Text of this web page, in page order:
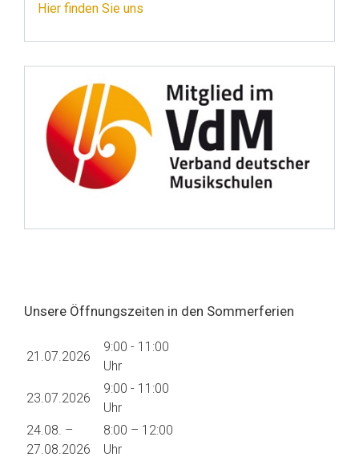
Hier finden Sie uns
Unsere Öffnungszeiten in den Sommerferien
21.07.2026
9:00 - 11:00
Uhr
23.07.2026
9:00 - 11:00
Uhr
24.08. –
27.08.2026
8:00 – 12:00
Uhr